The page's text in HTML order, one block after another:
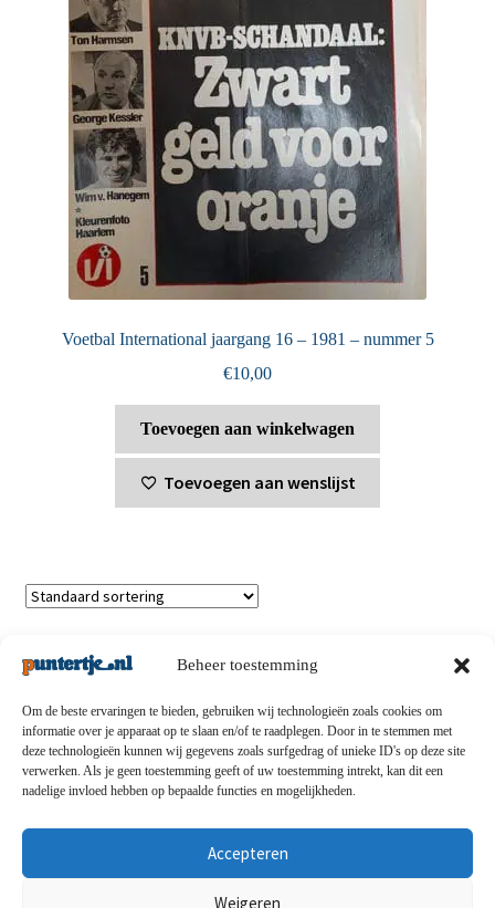
Beheer toestemming
Om de beste ervaringen te bieden, gebruiken wij technologieën zoals cookies om
informatie over je apparaat op te slaan en/of te raadplegen. Door in te stemmen met
deze technologieën kunnen wij gegevens zoals surfgedrag of unieke ID's op deze site
verwerken. Als je geen toestemming geeft of uw toestemming intrekt, kan dit een
nadelige invloed hebben op bepaalde functies en mogelijkheden.
Accepteren
Weigeren
Contact
Voetbal International jaargang 16 – 1981 – nummer 5
€10,00
Toevoegen aan winkelwagen
Toevoegen aan wenslijst
Privacybeleid-Verzending en retouren-Algemene
voorwaarden-Disclaimert-Betaalmethoden-Over ons